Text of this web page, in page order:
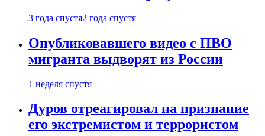
3 года спустя2 года спустя
Опубликовавшего видео с ПВО
мигранта выдворят из России
1 неделя спустя
Дуров отреагировал на признание
его экстремистом и террористом